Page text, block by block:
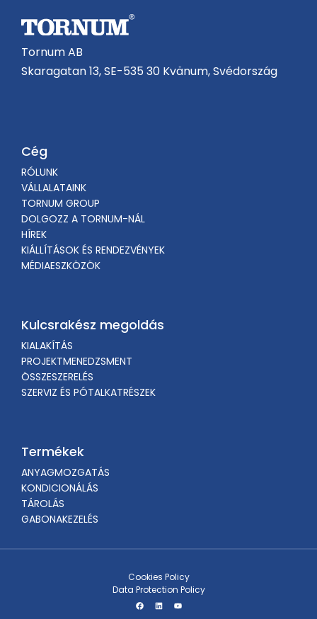
Tornum AB
Skaragatan 13, SE-535 30 Kvänum, Svédország
Cég
RÓLUNK
VÁLLALATAINK
TORNUM GROUP
DOLGOZZ A TORNUM-NÁL
HÍREK
KIÁLLÍTÁSOK ÉS RENDEZVÉNYEK
MÉDIAESZKÖZÖK
Kulcsrakész megoldás
KIALAKÍTÁS
PROJEKTMENEDZSMENT
ÖSSZESZERELÉS
SZERVIZ ÉS PÓTALKATRÉSZEK
Termékek
ANYAGMOZGATÁS
KONDICIONÁLÁS
TÁROLÁS
GABONAKEZELÉS
Cookies Policy
Data Protection Policy